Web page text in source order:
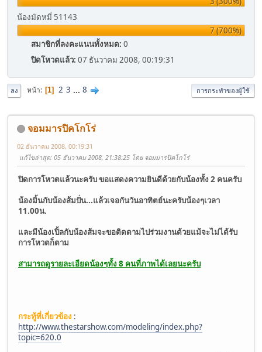
น้องมัดหมี่ 51143
7 (700%)
สมาชิกที่ลงคะแนนทั้งหมด: 0
ปิดโหวตแล้ว: 07 ธันวาคม 2008, 00:19:31
ลง หน้า 1 2 3 ... 8 การกระทำของผู้ใช้
จอมมารปิคโกโร่
02 ธันวาคม 2008, 00:19:31
แก้ไขล่าสุด: 05 ธันวาคม 2008, 21:38:25 โดย จอมมารปิคโกโร่
ปิดการโหวตแล้วนะครับ ขอแสดงความยินดีด้วยกับน้องทั้ง 2 คนครับ
น้องมิ้นกับน้องส้มปั่น...แล้วเจอกันวันอาทิตย์นะครับน้องๆเวลา
11.00น.
และมีน้องเปิ้ลกับน้องส้มจะขอติดตามไปร่วมงานด้วยแม้จะไม่ได้รับ
การโหวตก็ตาม
สามารถดูรายละเอียดน้องๆทั้ง 8 คนที่ภาพได้เลยนะครับ
กระทู้ที่เกี่ยวข้อง :
http://www.thestarshow.com/modeling/index.php?
topic=620.0